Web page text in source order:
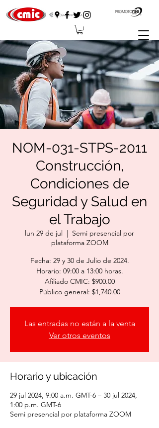
NOM-031-STPS-2011
Construcción,
Condiciones de
Seguridad y Salud en
el Trabajo
lun 29 de jul
  |
Semi presencial por
plataforma ZOOM
Fecha: 29 y 30 de Julio de 2024.
Horario: 09:00 a 13:00 horas.
Afiliado CMIC: $900.00
Público general: $1,740.00
Las entradas no están a la venta
Ver otros eventos
Horario y ubicación
29 jul 2024, 9:00 a.m. GMT-6 – 30 jul 2024,
1:00 p.m. GMT-6
Semi presencial por plataforma ZOOM